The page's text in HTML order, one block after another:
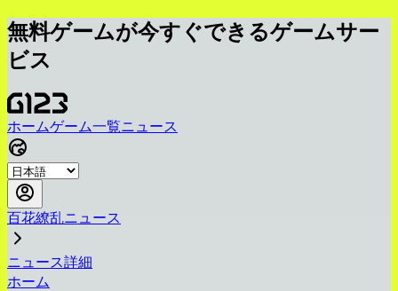
無料ゲームが今すぐできるゲームサー
ビス
ホームゲーム一覧ニュース
百花繚乱ニュース
ニュース詳細
ホーム